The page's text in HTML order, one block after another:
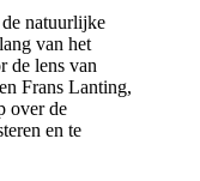
natuurlijke
van het
de lens van
Frans Lanting,
over de
en te